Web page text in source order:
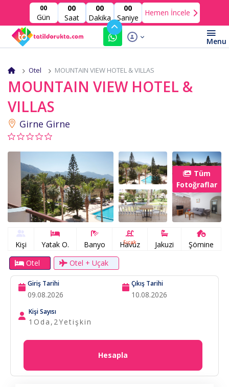
00
Gün
00
Saat
00
Dakika
00
Saniye
Hemen İncele
Otel MOUNTAIN VIEW HOTEL & VILLAS
MOUNTAIN VIEW HOTEL &
VILLAS
Girne Girne
Tüm
Fotoğraflar
Kişi Yatak O. Banyo Sıcak
Havuz Jakuzi
Şömine
Otel
Otel + Uçak
Giriş Tarihi Çıkış Tarihi
Kişi Sayısı
1 Oda, 2Yetişkin
Hesapla